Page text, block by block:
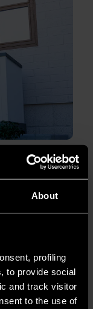
About
profiling
to provide social
and track visitor
to the use of